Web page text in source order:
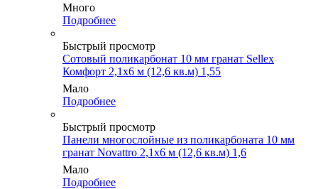
Много
Подробнее
Быстрый просмотр
Сотовый поликарбонат 10 мм гранат Sellex
Комфорт 2,1х6 м (12,6 кв.м) 1,55
Мало
Подробнее
Быстрый просмотр
Панели многослойные из поликарбоната 10 мм
гранат Novattro 2,1х6 м (12,6 кв.м) 1,6
Мало
Подробнее